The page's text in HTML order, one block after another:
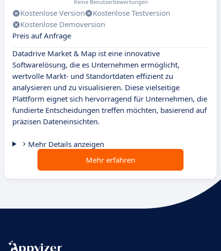
Keine Benutzerbewertungen
Kostenlose Version
Kostenlose Testversion
Kostenlose Demoversion
Preis auf Anfrage
Datadrive Market & Map ist eine innovative
Softwarelösung, die es Unternehmen ermöglicht,
wertvolle Markt- und Standortdaten effizient zu
analysieren und zu visualisieren. Diese vielseitige
Plattform eignet sich hervorragend für Unternehmen, die
fundierte Entscheidungen treffen möchten, basierend auf
präzisen Dateneinsichten.
Mehr Details anzeigen
Mehr erfahren